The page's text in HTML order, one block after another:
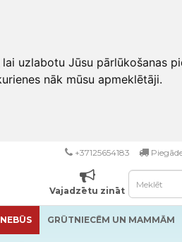
uzlabotu Jūsu pārlūkošanas
nāk mūsu apmeklētāji.
+37125654183
Vajadzētu zināt
GRŪTNIECĒM UN MAMMĀM